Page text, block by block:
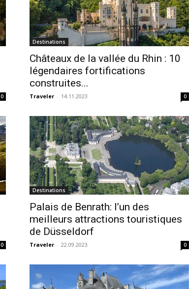
0
Destinations
Châteaux de la vallée du Rhin : 10
légendaires fortifications
construites...
Traveler - 14.11.2023 0
0
Destinations
Palais de Benrath: l’un des
meilleurs attractions touristiques
de Düsseldorf
Traveler - 22.09.2023 0